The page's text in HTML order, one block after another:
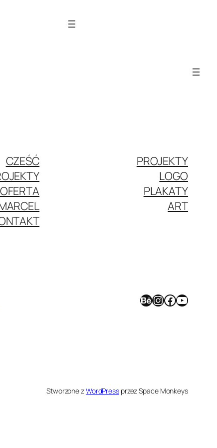
CZEŚĆ
OFERTA
PROJEKTY
LOGO
PLAKATY
ART
Behance InstagramFacebook YouTube
Stworzone zWordPressprzez Space Monkeys